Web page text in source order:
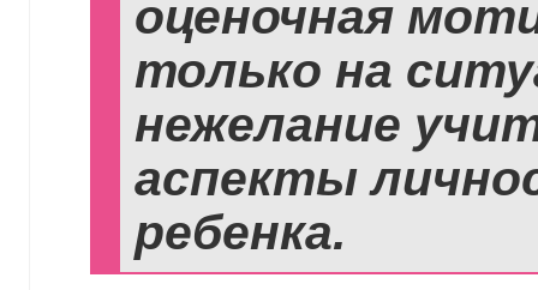
оценочная
только на
нежелание
аспекты
ребенка.